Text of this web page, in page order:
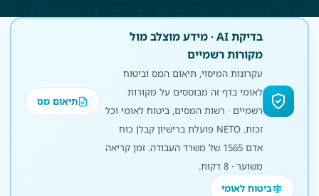
בדיקת AI · מידע מוצלב מול
מקורות רשמיים
עקרונות המיסוי, תיאום המס וביטוח
לאומי בדף זה מבוססים על מקורות
רשמיים · רשות המסים, ביטוח לאומי וכל
זכות. NETO פועלת ברישיון קבלן כוח
אדם 1565 של משרד העבודה. זמן קריאה
משוער · 8 דקות.
תיאום מס
ביטוח לאומי